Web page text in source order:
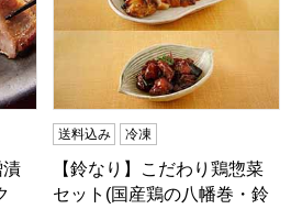
漬
送料込み 冷凍
【鈴なり】こだわり鶏惣菜
セット(国産鶏の八幡巻・鈴